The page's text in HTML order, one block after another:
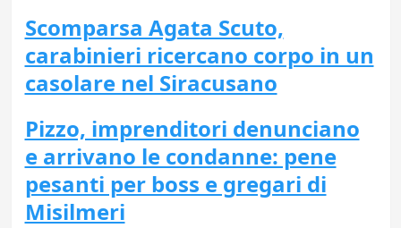
Scomparsa Agata Scuto,
carabinieri ricercano corpo in un
casolare nel Siracusano
Pizzo, imprenditori denunciano
e arrivano le condanne: pene
pesanti per boss e gregari di
Misilmeri